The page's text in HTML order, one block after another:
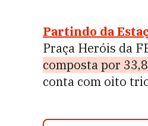
Partindo da
Praça Heróis da
composta por
conta com oito